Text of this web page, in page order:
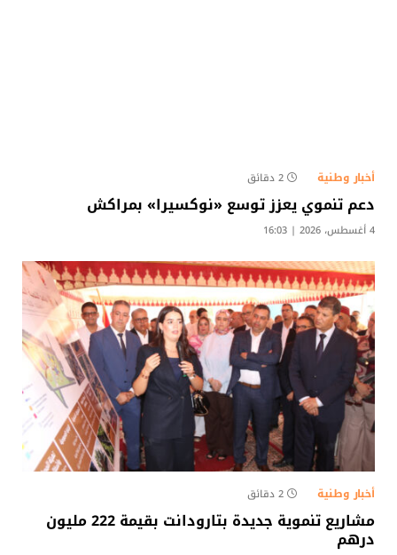
أخبار وطنية 2 دقائق
دعم تنموي يعزز توسع «نوكسيرا» بمراكش
4 أغسطس، 2026 | 16:03
أخبار وطنية 2 دقائق
مشاريع تنموية جديدة بتارودانت بقيمة 222 مليون
درهم